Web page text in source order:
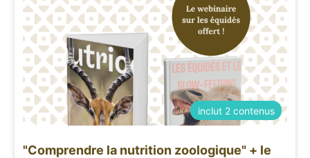
inclut 2 contenus
"Comprendre la nutrition zoologique" + le